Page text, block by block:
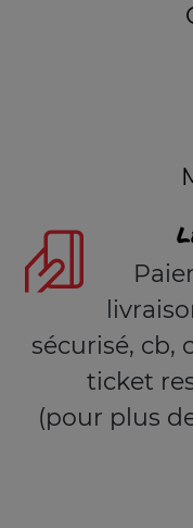
sécurisé, cb,
ticket
(pour plus